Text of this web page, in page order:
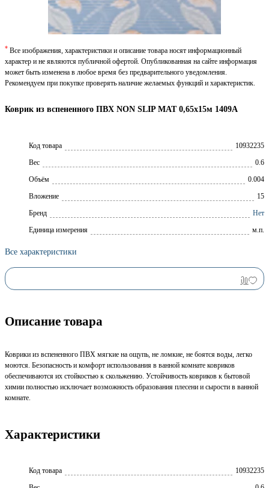
Коврик из вспененного ПВХ NON SLIP MAT 0,65х15м 1409А
Код товара
10932235
Вес
0.6
Объём
0.004
Вложение
15
Брeнд
Нет
Единица измерения
м.п.
Все характеристики
* Все изображения, характеристики и описание товара носят информационный
характер и не являются публичной офертой. Опубликованная на сайте информация
может быть изменена в любое время без предварительного уведомления.
Рекомендуем при покупке проверять наличие желаемых функций и характеристик.
Описание товара
Коврики из вспененного ПВХ мягкие на ощупь, не ломкие, не боятся воды, легко
моются. Безопасность и комфорт использования в ванной комнате ковриков
обеспечиваются их стойкостью к скольжению. Устойчивость ковриков к бытовой
химии полностью исключает возможность образования плесени и сырости в ванной
комнате.
Характеристики
Код товара
10932235